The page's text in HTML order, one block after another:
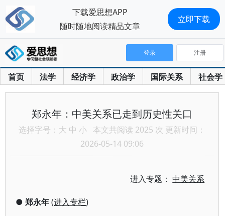
首页 法学 经济学 政治学 国际关系 社会学
登录 注册
郑永年：中美关系已走到历史性关口
选择字号： 大 中 小 本文共阅读 2025 次 更新时间：
2026-05-14 09:06
进入专题：中美关系
● 郑永年(进入专栏)
下载爱思想APP
随时随地阅读精品文章
立即下载